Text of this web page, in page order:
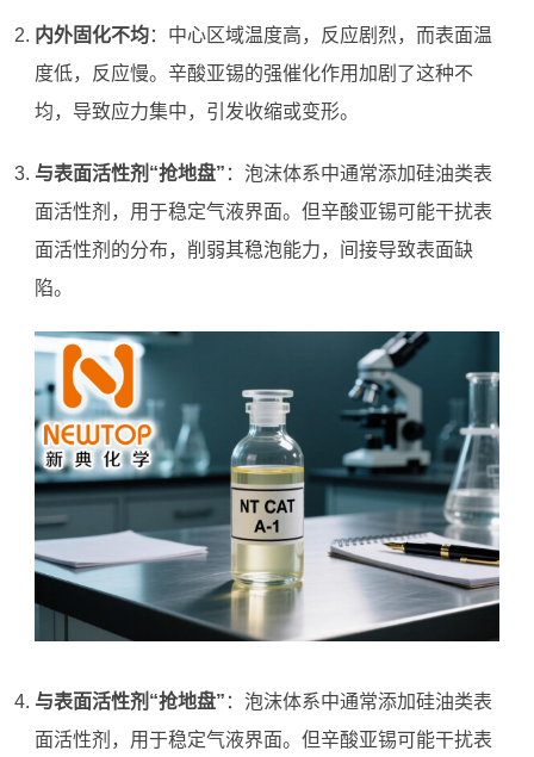
内外固化不均：中心区域温度高，反应剧烈，而表面温
度低，反应慢。辛酸亚锡的强催化作用加剧了这种不
均，导致应力集中，引发收缩或变形。
与表面活性剂“抢地盘” ：泡沫体系中通常添加硅油类表
面活性剂，用于稳定气液界面。但辛酸亚锡可能干扰表
面活性剂的分布，削弱其稳泡能力，间接导致表面缺
陷。
与表面活性剂“抢地盘” ：泡沫体系中通常添加硅油类表
面活性剂，用于稳定气液界面。但辛酸亚锡可能干扰表